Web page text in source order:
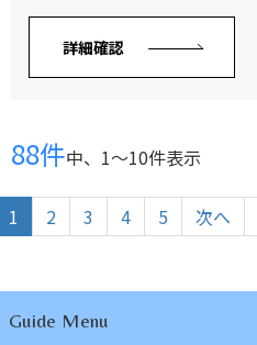
詳細確認
88件中、1〜10件表示
1 2 3 4 5 次へ
Guide Menu